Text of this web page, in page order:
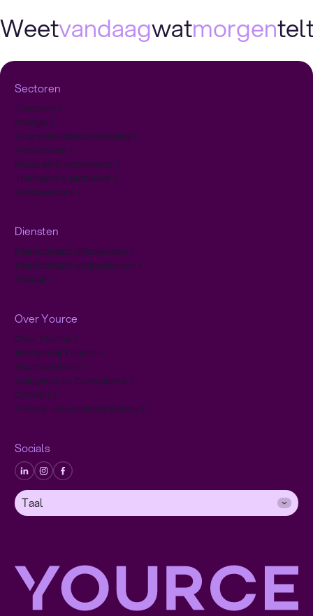
Weetvandaagwatmorgen
Sectoren
Telecom
Energie
Financiële dienstverlening
Pensioenen
Retail en E-commerce
Transport & Mobiliteit
Verzekeraars
Diensten
Klantcontact uitbesteden
Klantcontact optimaliseren
Yava.ai
Over Yource
Over Yource
Werken bij Yource
Duurzaamheid
Veiligheid en Compliance
Contact
Privacy- en cookieverklaring
Socials
Taal